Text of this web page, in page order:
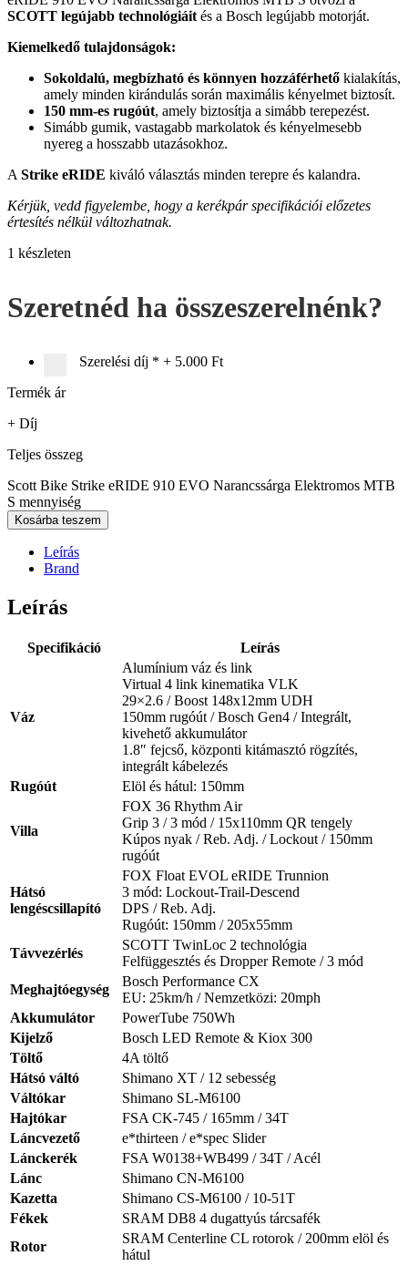
SCOTT legújabb technológiáit és a Bosch legújabb motorját.
Kiemelkedő tulajdonságok:
Sokoldalú, megbízható és könnyen hozzáférhető kialakítás,
amely minden kirándulás során maximális kényelmet biztosít.
150 mm-es rugóút, amely biztosítja a simább terepezést.
Simább gumik, vastagabb markolatok és kényelmesebb
nyereg a hosszabb utazásokhoz.
A Strike eRIDE kiváló választás minden terepre és kalandra.
Kérjük, vedd figyelembe, hogy a kerékpár specifikációi előzetes
értesítés nélkül változhatnak.
1 készleten
Szeretnéd ha összeszerelnénk?
Szerelési díj * + 5.000 Ft
Termék ár
+ Díj
Teljes összeg
Scott Bike Strike eRIDE 910 EVO Narancssárga Elektromos MTB
S mennyiség
Kosárba teszem
Leírás
Brand
Leírás
Specifikáció Leírás
Váz
Alumínium váz és link
Virtual 4 link kinematika VLK
29×2.6 / Boost 148x12mm UDH
150mm rugóút / Bosch Gen4 / Integrált,
kivehető akkumulátor
1.8″ fejcső, központi kitámasztó rögzítés,
integrált kábelezés
Rugóút
Elöl és hátul: 150mm
Villa
FOX 36 Rhythm Air
Grip 3 / 3 mód / 15x110mm QR tengely
Kúpos nyak / Reb. Adj. / Lockout / 150mm
rugóút
Hátsó
lengéscsillapító
FOX Float EVOL eRIDE Trunnion
3 mód: Lockout-Trail-Descend
DPS / Reb. Adj.
Rugóút: 150mm / 205x55mm
Távvezérlés
SCOTT TwinLoc 2 technológia
Felfüggesztés és Dropper Remote / 3 mód
Meghajtóegység
Bosch Performance CX
EU: 25km/h / Nemzetközi: 20mph
Akkumulátor
PowerTube 750Wh
Kijelző
Bosch LED Remote & Kiox 300
Töltő
4A töltő
Hátsó váltó
Shimano XT / 12 sebesség
Váltókar
Shimano SL-M6100
Hajtókar
FSA CK-745 / 165mm / 34T
Láncvezető
e*thirteen / e*spec Slider
Lánckerék
FSA W0138+WB499 / 34T / Acél
Lánc
Shimano CN-M6100
Kazetta
Shimano CS-M6100 / 10-51T
Fékek
SRAM DB8 4 dugattyús tárcsafék
Rotor
SRAM Centerline CL rotorok / 200mm elöl és
hátul